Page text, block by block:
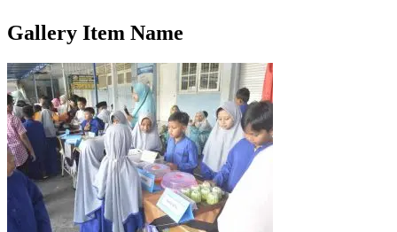
Gallery Item Name